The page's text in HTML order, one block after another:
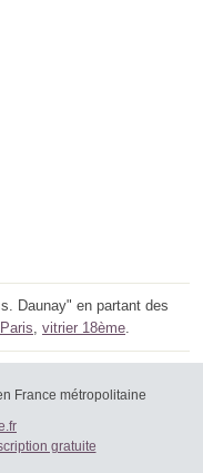
Daunay" en partant des
vitrier 18ème
France métropolitaine
gratuite